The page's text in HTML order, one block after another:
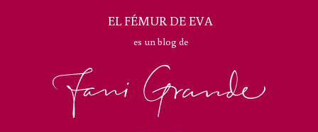
EL FÉMUR DE EVA
es un blog de